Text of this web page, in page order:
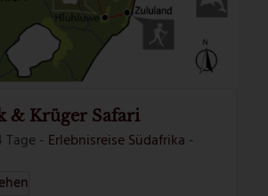
& Krüger Safari
Tage - Erlebnisreise Südafrika -